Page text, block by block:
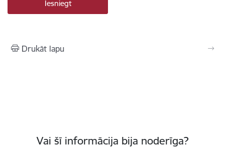
Drukāt lapu
Vai šī informācija bija noderīga?